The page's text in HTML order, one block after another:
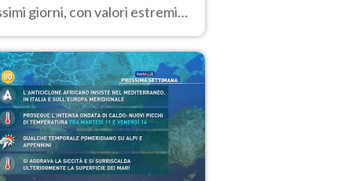
giorni, con valori estremi